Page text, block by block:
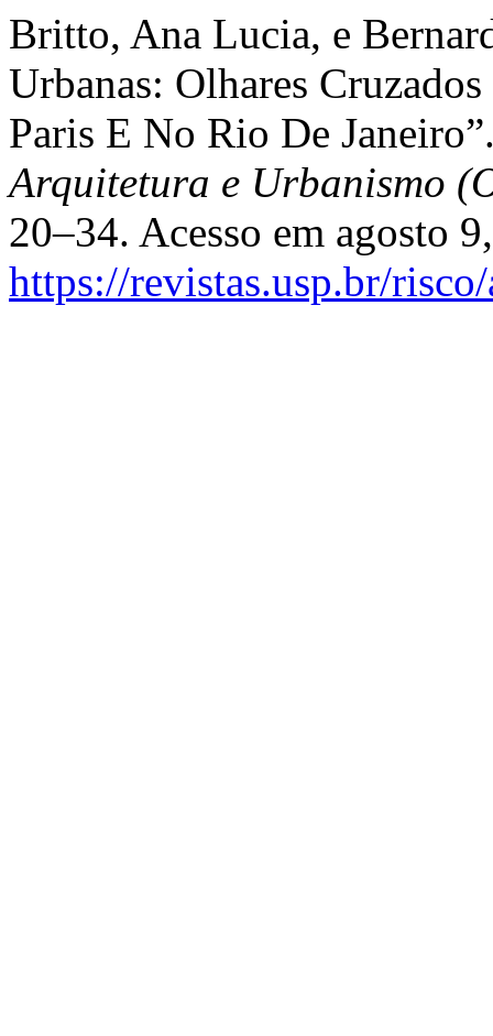
Britto, Ana Lucia, e
Urbanas: Olhares
Paris E No Rio De
Arquitetura e Urbanismo
20–34. Acesso em agosto
https://revistas.usp.br/